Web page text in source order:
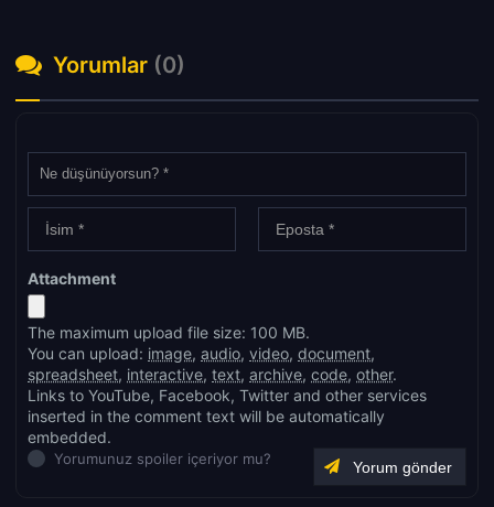
Yorumlar (0)
Attachment
The maximum upload file size: 100 MB.
You can upload: image, audio, video, document,
spreadsheet, interactive, text, archive, code, other.
Links to YouTube, Facebook, Twitter and other services
inserted in the comment text will be automatically
embedded.
Yorumunuz spoiler içeriyor mu?